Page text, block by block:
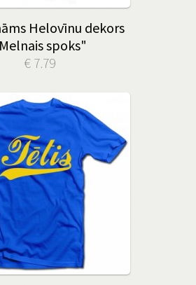
Helovīnu dekors
spoks"
€ 7.79